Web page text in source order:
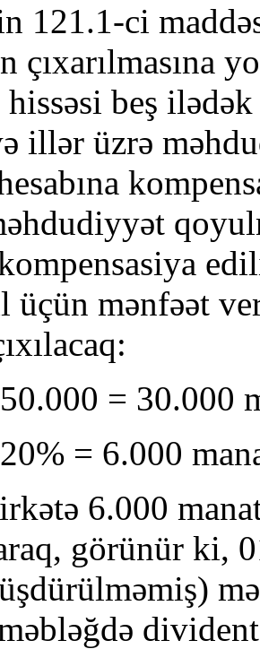
121.1-ci
çıxarılmasına
hissəsi beş
illər üzrə
kompensasiya
üçün mənfəət
= 30.000
= 6.000
6.000
görünür ki,